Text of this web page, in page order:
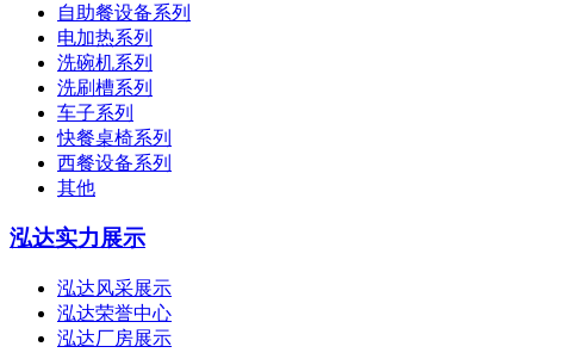
自助餐设备系列
电加热系列
洗碗机系列
洗刷槽系列
车子系列
快餐桌椅系列
西餐设备系列
其他
泓达实力展示
泓达风采展示
泓达荣誉中心
泓达厂房展示